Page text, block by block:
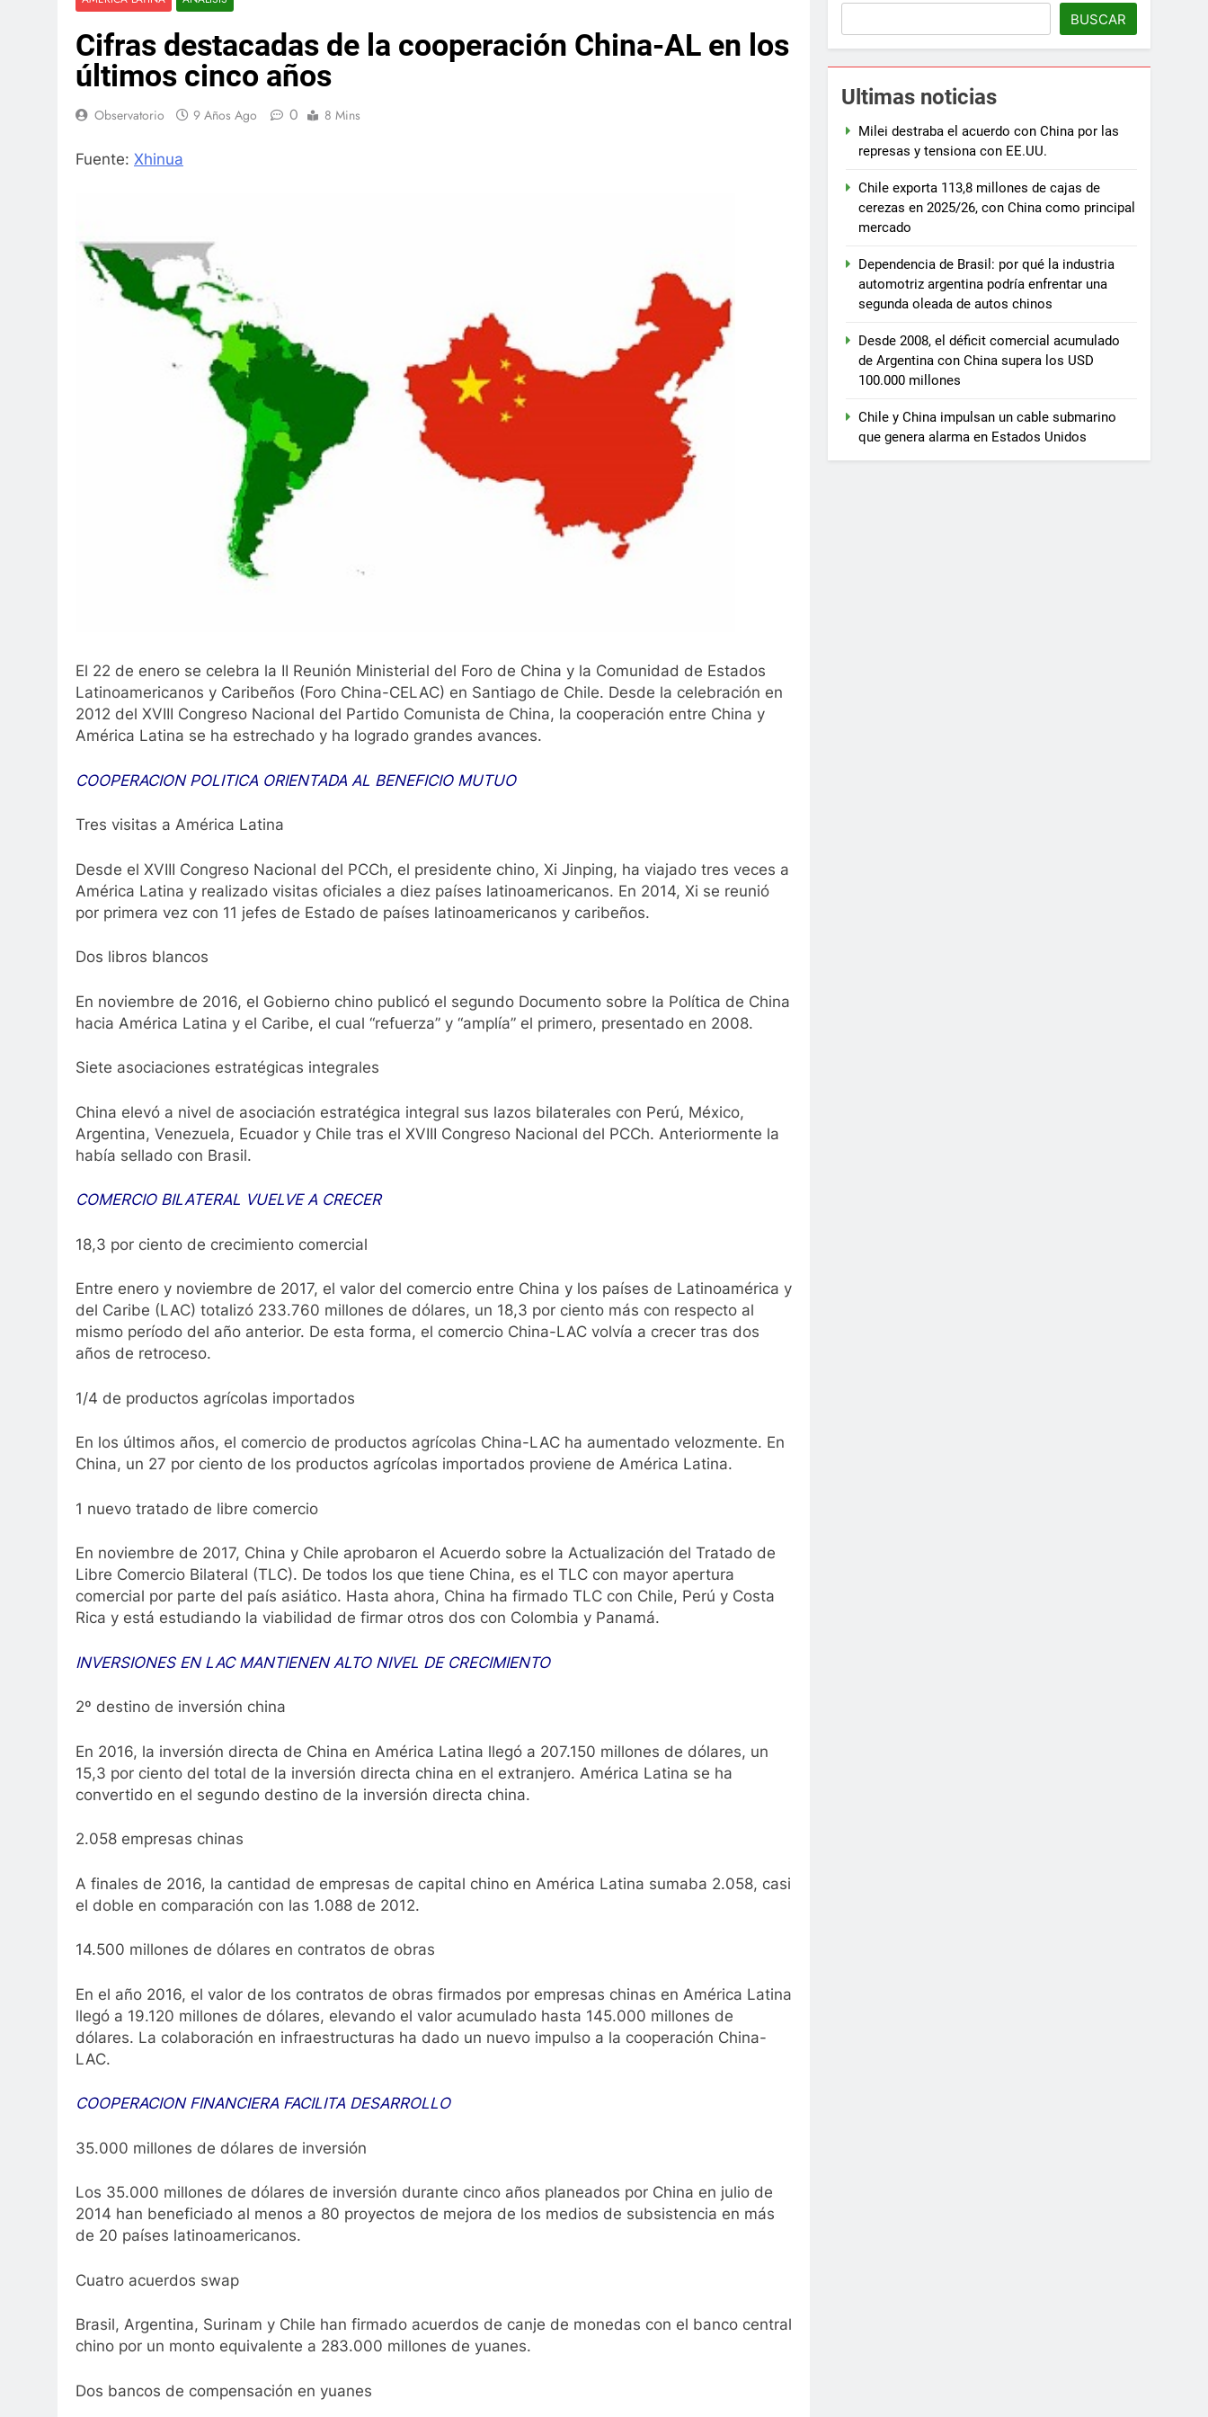
Cifras destacadas de la cooperación China-AL en los
últimos cinco años
Observatorio 9 Años Ago 0 8 Mins
Fuente: Xhinua
El 22 de enero se celebra la II Reunión Ministerial del Foro de China y la Comunidad de Estados
Latinoamericanos y Caribeños (Foro China-CELAC) en Santiago de Chile. Desde la celebración en
2012 del XVIII Congreso Nacional del Partido Comunista de China, la cooperación entre China y
América Latina se ha estrechado y ha logrado grandes avances.
COOPERACION POLITICA ORIENTADA AL BENEFICIO MUTUO
Tres visitas a América Latina
Desde el XVIII Congreso Nacional del PCCh, el presidente chino, Xi Jinping, ha viajado tres veces a
América Latina y realizado visitas oficiales a diez países latinoamericanos. En 2014, Xi se reunió
por primera vez con 11 jefes de Estado de países latinoamericanos y caribeños.
Dos libros blancos
En noviembre de 2016, el Gobierno chino publicó el segundo Documento sobre la Política de China
hacia América Latina y el Caribe, el cual “refuerza” y “amplía” el primero, presentado en 2008.
Siete asociaciones estratégicas integrales
China elevó a nivel de asociación estratégica integral sus lazos bilaterales con Perú, México,
Argentina, Venezuela, Ecuador y Chile tras el XVIII Congreso Nacional del PCCh. Anteriormente la
había sellado con Brasil.
COMERCIO BILATERAL VUELVE A CRECER
18,3 por ciento de crecimiento comercial
Entre enero y noviembre de 2017, el valor del comercio entre China y los países de Latinoamérica y
del Caribe (LAC) totalizó 233.760 millones de dólares, un 18,3 por ciento más con respecto al
mismo período del año anterior. De esta forma, el comercio China-LAC volvía a crecer tras dos
años de retroceso.
1/4 de productos agrícolas importados
En los últimos años, el comercio de productos agrícolas China-LAC ha aumentado velozmente. En
China, un 27 por ciento de los productos agrícolas importados proviene de América Latina.
1 nuevo tratado de libre comercio
En noviembre de 2017, China y Chile aprobaron el Acuerdo sobre la Actualización del Tratado de
Libre Comercio Bilateral (TLC). De todos los que tiene China, es el TLC con mayor apertura
comercial por parte del país asiático. Hasta ahora, China ha firmado TLC con Chile, Perú y Costa
Rica y está estudiando la viabilidad de firmar otros dos con Colombia y Panamá.
INVERSIONES EN LAC MANTIENEN ALTO NIVEL DE CRECIMIENTO
2º destino de inversión china
En 2016, la inversión directa de China en América Latina llegó a 207.150 millones de dólares, un
15,3 por ciento del total de la inversión directa china en el extranjero. América Latina se ha
convertido en el segundo destino de la inversión directa china.
2.058 empresas chinas
A finales de 2016, la cantidad de empresas de capital chino en América Latina sumaba 2.058, casi
el doble en comparación con las 1.088 de 2012.
14.500 millones de dólares en contratos de obras
En el año 2016, el valor de los contratos de obras firmados por empresas chinas en América Latina
llegó a 19.120 millones de dólares, elevando el valor acumulado hasta 145.000 millones de
dólares. La colaboración en infraestructuras ha dado un nuevo impulso a la cooperación China-
LAC.
COOPERACION FINANCIERA FACILITA DESARROLLO
35.000 millones de dólares de inversión
Los 35.000 millones de dólares de inversión durante cinco años planeados por China en julio de
2014 han beneficiado al menos a 80 proyectos de mejora de los medios de subsistencia en más
de 20 países latinoamericanos.
Cuatro acuerdos swap
Brasil, Argentina, Surinam y Chile han firmado acuerdos de canje de monedas con el banco central
chino por un monto equivalente a 283.000 millones de yuanes.
Dos bancos de compensación en yuanes
BUSCAR
Ultimas noticias
Milei destraba el acuerdo con China por las
represas y tensiona con EE.UU.
Chile exporta 113,8 millones de cajas de
cerezas en 2025/26, con China como principal
mercado
Dependencia de Brasil: por qué la industria
automotriz argentina podría enfrentar una
segunda oleada de autos chinos
Desde 2008, el déficit comercial acumulado
de Argentina con China supera los USD
100.000 millones
Chile y China impulsan un cable submarino
que genera alarma en Estados Unidos